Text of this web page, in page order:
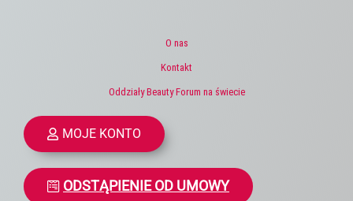
O nas
Kontakt
Oddziały Beauty Forum na świecie
MOJE KONTO
ODSTĄPIENIE OD UMOWY